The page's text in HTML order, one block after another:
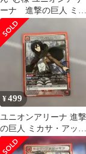
ーナ 進撃の巨人 ミカ
サR☆,エレンSR,リヴァ
イSR,他
¥499
ユニオンアリーナ 進撃
の巨人 ミカサ・アッカ
ーマン SR